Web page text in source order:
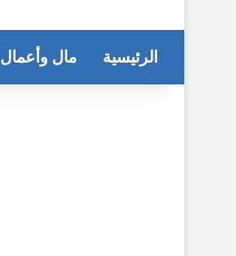
الرئيسية مال وأعمال